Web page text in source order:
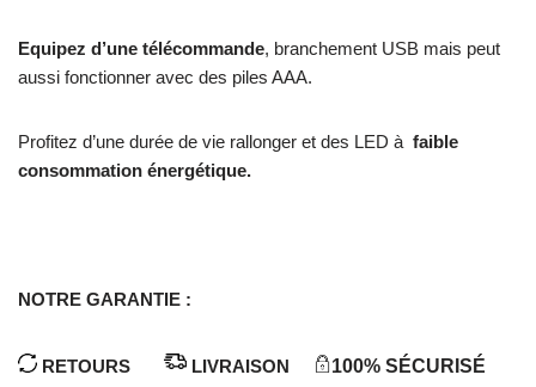
Equipez d’une télécommande, branchement USB mais peut
aussi fonctionner avec des piles AAA.
Profitez d’une durée de vie rallonger et des LED à faible
consommation énergétique.
NOTRE GARANTIE :
RETOURS LIVRAISON 100% SÉCURISÉ